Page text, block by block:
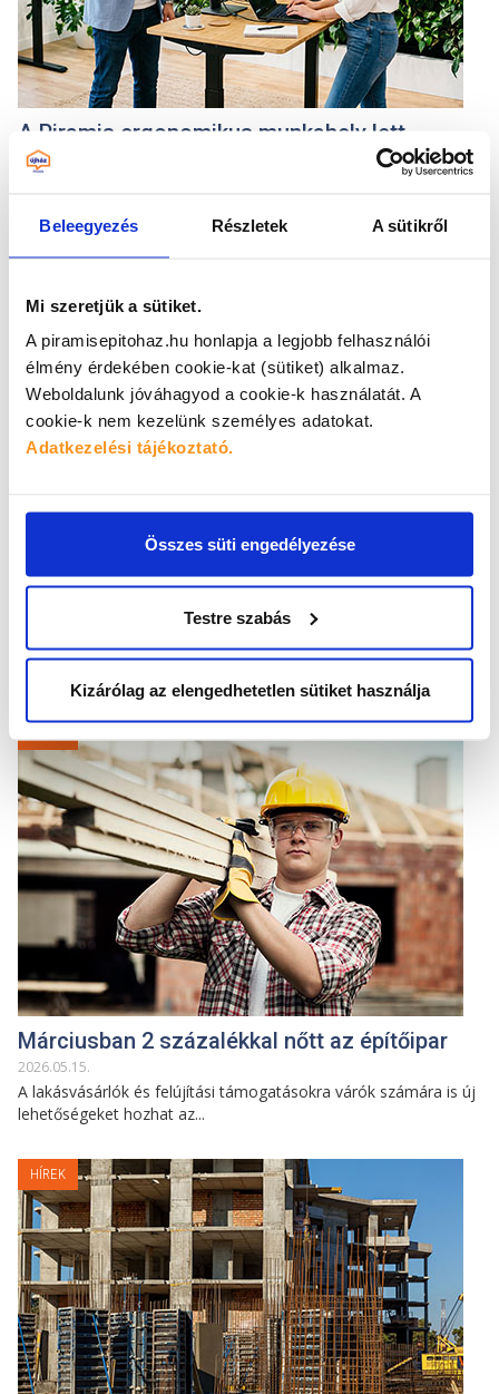
Beleegyezés Részletek A sütikről
Mi szeretjük a sütiket.
A piramisepitohaz.hu honlapja a legjobb felhasználói
élmény érdekében cookie-kat (sütiket) alkalmaz.
Weboldalunk jóváhagyod a cookie-k használatát. A
cookie-k nem kezelünk személyes adatokat.
Adatkezelési tájékoztató.
Összes süti engedélyezése
Testre szabás
Kizárólag az elengedhetetlen sütiket használja
A Piramis ergonomikus munkahely lett
2026.
A GINOP Plusz 3.2.5-24 pályázat keretében vállalatunk komplex
Borúra derű az építőanyag-piacon: nincs extra
Költség- és keresleti oldalon is ellentétes hatások formálják a
Márciusban 2 százalékkal nőtt az építőipar
2026.05.15.
A lakásvásárlók és felújítási támogatásokra várók számára is új
lehetőségeket hozhat az...
HÍREK